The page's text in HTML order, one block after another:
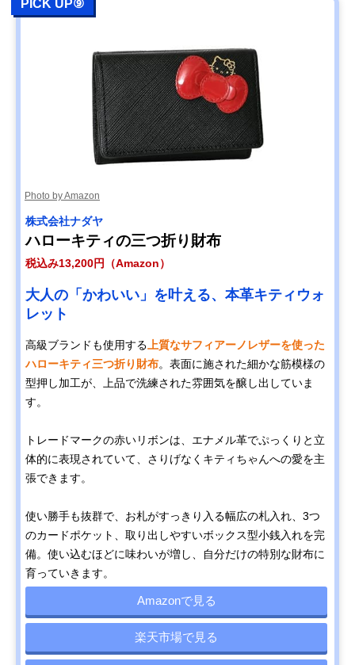
PICK UP⑨
Photo by Amazon
株式会社ナダヤ
ハローキティの三つ折り財布
税込み13,200円（Amazon）
大人の「かわいい」を叶える、本革キティウォ
レット
高級ブランドも使用する 上質なサフィアーノレザーを使った
ハローキティ三つ折り財布。表面に施された細かな筋模様の
型押し加工が、上品で洗練された雰囲気を醸し出していま
す。
トレードマークの赤いリボンは、エナメル革でぷっくりと立
体的に表現されていて、さりげなくキティちゃんへの愛を主
張できます。
使い勝手も抜群で、お札がすっきり入る幅広の札入れ、3つ
のカードポケット、取り出しやすいボックス型小銭入れを完
備。使い込むほどに味わいが増し、自分だけの特別な財布に
育っていきます。
Amazonで見る
楽天市場で見る